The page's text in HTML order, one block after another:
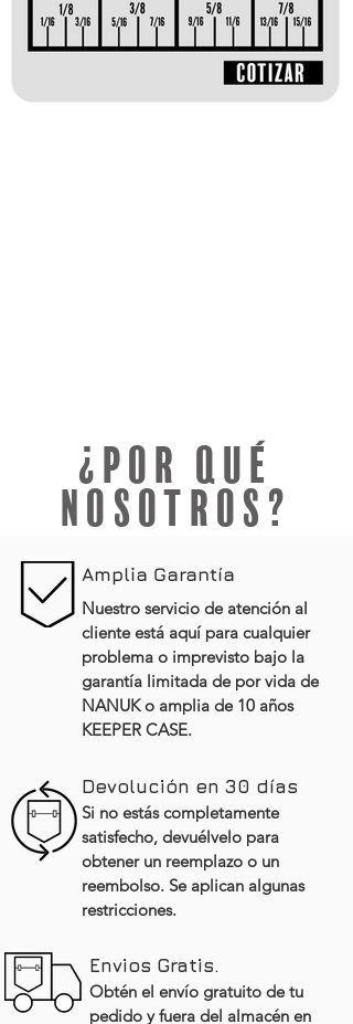
¿Por qué
nosotros?
Amplia Garantía
Nuestro servicio de atención al
cliente está aquí para cualquier
problema o imprevisto bajo la
garantía limitada de por vida de
NANUK o amplia de 10 años
KEEPER CASE.
Devolución en 30 días
Si no estás completamente
satisfecho, devuélvelo para
obtener un reemplazo o un
reembolso. Se aplican algunas
restricciones.
Envios Gratis.
Obtén el envío gratuito de tu
pedido y fuera del almacén en